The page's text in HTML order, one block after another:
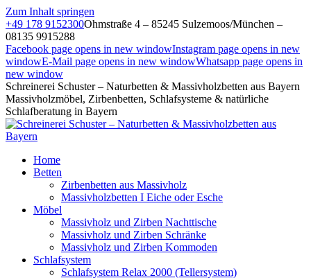
Zum Inhalt springen
+49 178 9152300Ohmstraße 4 – 85245 Sulzemoos/München –
08135 9915288
Facebook page opens in new windowInstagram page opens in new
windowE-Mail page opens in new windowWhatsapp page opens in
new window
Schreinerei Schuster – Naturbetten & Massivholzbetten aus Bayern
Massivholzmöbel, Zirbenbetten, Schlafsysteme & natürliche
Schlafberatung in Bayern
Home
Betten
Zirbenbetten aus Massivholz
Massivholzbetten I Eiche oder Esche
Möbel
Massivholz und Zirben Nachttische
Massivholz und Zirben Schränke
Massivholz und Zirben Kommoden
Schlafsystem
Schlafsystem Relax 2000 (Tellersystem)